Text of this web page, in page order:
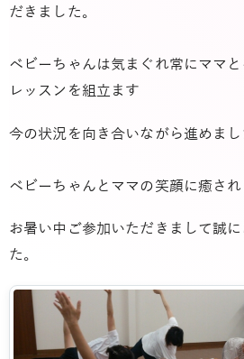
だきました。
ベビーちゃんは気まぐれ常にママ
レッスンを組立ます
今の状況を向き合いながら進めまし
ベビーちゃんとママの笑顔に癒され
お暑い中ご参加いただきまして誠
た。